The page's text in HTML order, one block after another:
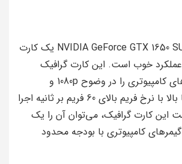
کارت گرافیک NVIDIA GeForce GTX 1650 SUPER یک کارت
عملکرد خوب است. این کارت گرافیک
می‌تواند اکثر بازی‌های کامپیوتری را در وضوح 1080p و
تنظیمات متوسط یا بالا با نرخ فریم بالای 60 فریم بر ثانیه اجرا
این کارت گرافیک، می‌توان آن را یک
کامپیوتری با بودجه محدود